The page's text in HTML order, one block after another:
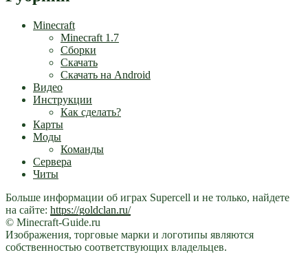
Minecraft
Minecraft 1.7
Сборки
Скачать
Скачать на Android
Видео
Инструкции
Как сделать?
Карты
Моды
Команды
Сервера
Читы
Больше информации об играх Supercell и не только, найдете
на сайте: https://goldclan.ru/
© Minecraft-Guide.ru
Изображения, торговые марки и логотипы являются
собственностью соответствующих владельцев.